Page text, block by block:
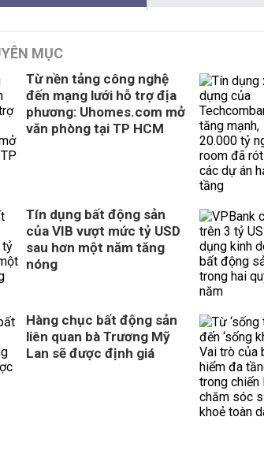
MỤC
Từ nền tảng công nghệ
đến mạng lưới hỗ trợ địa
phương: Uhomes.com mở
văn phòng tại TP HCM
Tín dụng bất động sản
của VIB vượt mức tỷ USD
sau hơn một năm tăng
nóng
Hàng chục bất động sản
liên quan bà Trương Mỹ
Lan sẽ được định giá